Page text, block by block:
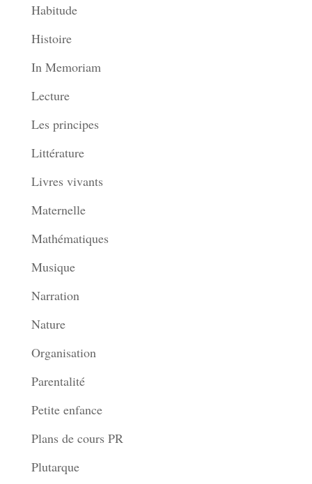
Habitude
Histoire
In Memoriam
Lecture
Les principes
Littérature
Livres vivants
Maternelle
Mathématiques
Musique
Narration
Nature
Organisation
Parentalité
Petite enfance
Plans de cours PR
Plutarque